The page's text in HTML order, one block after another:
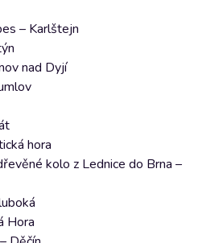
– Karlštejn
nad Dyjí
hora
kolo z Lednice do Brna –
Hora